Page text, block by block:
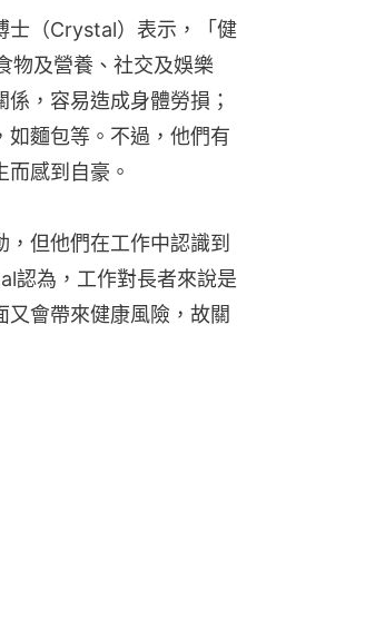
士（Crystal）表示，「健
物及營養、社交及娛樂
，容易造成身體勞損；
如麵包等。不過，他們有
感到自豪。
但他們在工作中認識到
認為，工作對長者來說是
會帶來健康風險，故關